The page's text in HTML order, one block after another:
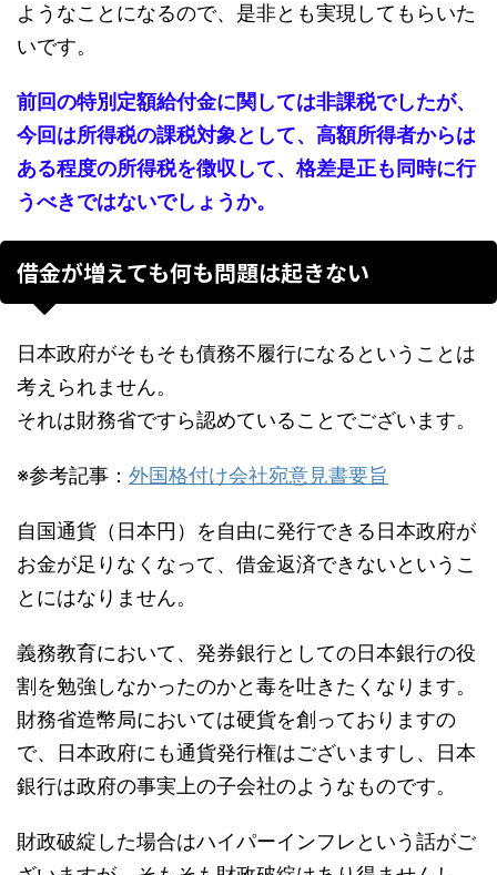
ようなことになるので、是非とも実現してもらいた
いです。
前回の特別定額給付金に関しては非課税でしたが、
今回は所得税の課税対象として、高額所得者からは
ある程度の所得税を徴収して、格差是正も同時に行
うべきではないでしょうか。
借金が増えても何も問題は起きない
日本政府がそもそも債務不履行になるということは
考えられません。
それは財務省ですら認めていることでございます。
※参考記事： 外国格付け会社宛意見書要旨
自国通貨（日本円）を自由に発行できる日本政府が
お金が足りなくなって、借金返済できないというこ
とにはなりません。
義務教育において、発券銀行としての日本銀行の役
割を勉強しなかったのかと毒を吐きたくなります。
財務省造幣局においては硬貨を創っておりますの
で、日本政府にも通貨発行権はございますし、日本
銀行は政府の事実上の子会社のようなものです。
財政破綻した場合はハイパーインフレという話がご